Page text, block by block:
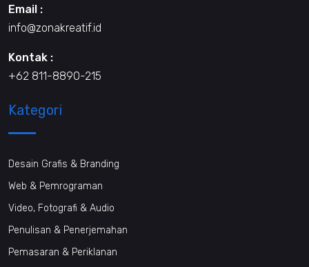
Email :
info@zonakreatif.id
Kontak :
+62 811-8890-215
Kategori
Desain Grafis & Branding
Web & Pemrograman
Video, Fotografi & Audio
Penulisan & Penerjemahan
Pemasaran & Periklanan